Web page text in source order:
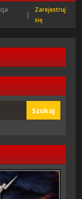
|
Zarejestruj
się
Szukaj